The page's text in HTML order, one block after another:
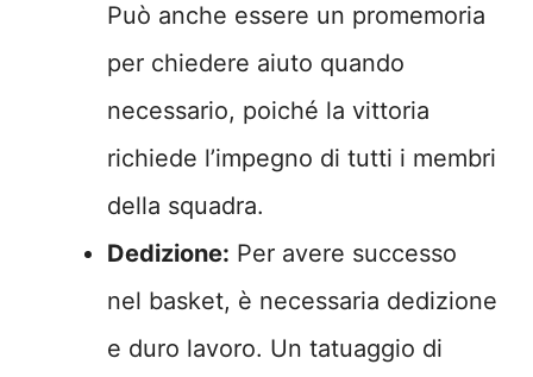
Può anche essere un promemoria
per chiedere aiuto quando
necessario, poiché la vittoria
richiede l’impegno di tutti i membri
della squadra.
Dedizione: Per avere successo
nel basket, è necessaria dedizione
e duro lavoro. Un tatuaggio di